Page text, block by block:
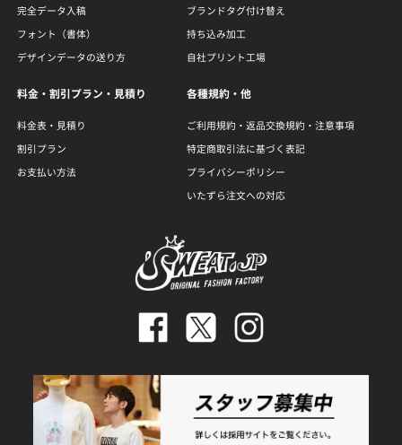
完全データ入稿
フォント（書体）
デザインデータの送り方
ブランドタグ付け替え
持ち込み加工
自社プリント工場
料金・割引プラン・見積り
料金表・見積り
割引プラン
お支払い方法
各種規約・他
ご利用規約・返品交換規約・注意事項
特定商取引法に基づく表記
プライバシーポリシー
いたずら注文への対応